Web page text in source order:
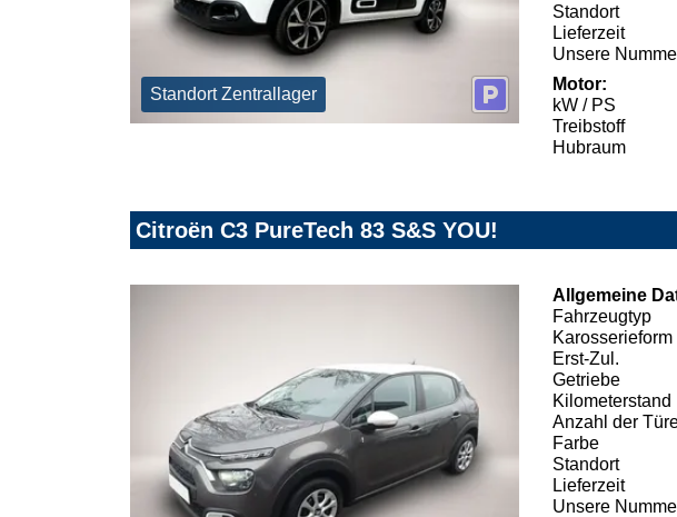
Standort Zentrallager
Standort
Lieferzeit
Unsere
Motor:
kW / PS
Treibstoff
Hubraum
Citroën C3 PureTech 83 S&S YOU!
Allgemeine
Fahrzeugtyp
Karosserieform
Erst-Zul.
Getriebe
Kilometerstand
Anzahl der
Farbe
Standort
Lieferzeit
Unsere